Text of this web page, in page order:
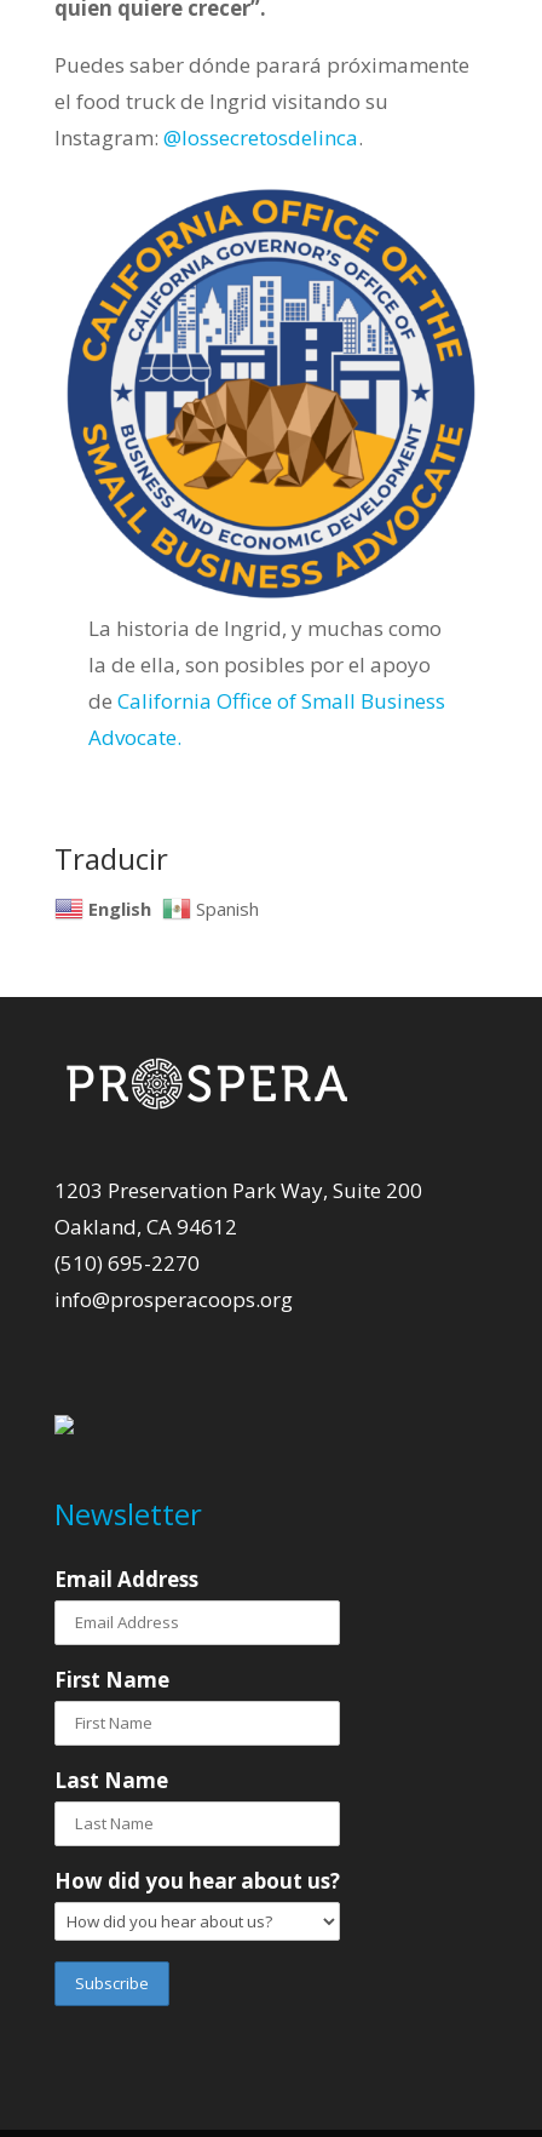
quien quiere crecer”.
Puedes saber dónde parará próximamente
el food truck de Ingrid visitando su
Instagram: @lossecretosdelinca.
La historia de Ingrid, y muchas como
la de ella, son posibles por el apoyo
deCalifornia Office of Small Business
Advocate.
Traducir
English Spanish
1203 Preservation Park Way, Suite 200
Oakland, CA 94612
(510) 695-2270
info@prosperacoops.org
Newsletter
Email Address
First Name
Last Name
How did you hear about us?